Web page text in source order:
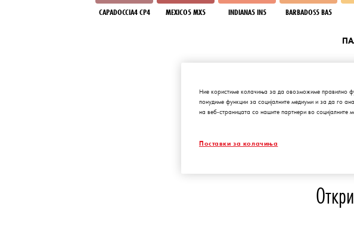
CAPADOCCIA4 CP4 MEXICO5 MX5 INDIANA5 IN5 BARBADOS5 BA5
Ние користиме колачиња за да овозможиме правилно
понудиме функции за социјалните медиуми и за да го
на веб-страницата со нашите партнери во социјалните
Поставки за колачиња